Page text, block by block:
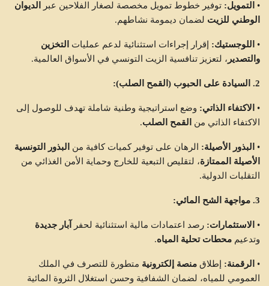
• التمويل: توفير خطوط تمويل مخصصة لصغار الفلاحين عبر
الديوان
الوطني للزيت لضمان ديمومة نشاطهم.
• اللوجستيك: إقرار إجراءات استثنائية لدعم عمليات
التخزين
والتصدير ، لتعزيز تنافسية الزيت التونسي في الأسواق العالمية.
2. السيادة على الحبوب (القمح الصلب):
• الاكتفاء الذاتي: وضع استراتيجية وطنية شاملة تهدف للوصول إلى
الاكتفاء الذاتي من
القمح الصلب.
• البذور الأصيلة: الرهان على توفير كميات كافية من
البذور التونسية
الأصيلة الممتازة، لتقليص التبعية للخارج وحماية الأمن الغذائي من
التقلبات الدولية.
3. مواجهة الشح المائي:
• الاستثمارات: رصد اعتمادات مالية استثنائية لحفر
آبار جديدة
وتدعيم محطات تحلية المياه.
• الرقمنة: إطلاق منصة إلكترونية متطورة للتصرف في الملك
العمومي للمياه، لضمان الشفافية وحسن استغلال الثروة المائية